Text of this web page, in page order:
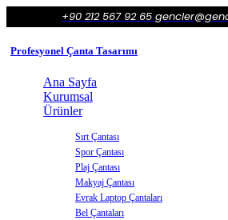
+90 212 567 92 65
Profesyonel Çanta Tasarımı
Ana Sayfa
Kurumsal
Ürünler
Sırt Çantası
Spor Çantası
Plaj Çantası
Makyaj Çantası
Evrak Laptop Çantaları
Bel Çantaları